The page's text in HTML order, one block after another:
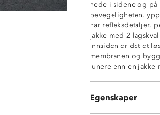
nede i sidene og på
bevegeligheten,
har refleksdetaljer,
jakke med 2-
innsiden er det et
membranen og
lunere enn en jakke
Egenskaper
Meshfôr
2 sidelommer
Refleksdetaljer
Strikkjustering
Fast hette med
OekoTex®-